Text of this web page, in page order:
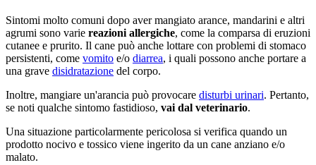
Sintomi molto comuni dopo aver mangiato arance, mandarini e altri
agrumi sono varie reazioni allergiche, come la comparsa di eruzioni
cutanee e prurito. Il cane può anche lottare con problemi di stomaco
persistenti, come vomito e/o diarrea, i quali possono anche portare a
una grave disidratazione del corpo.
Inoltre, mangiare un'arancia può provocare disturbi urinari. Pertanto,
se noti qualche sintomo fastidioso, vai dal veterinario.
Una situazione particolarmente pericolosa si verifica quando un
prodotto nocivo e tossico viene ingerito da un cane anziano e/o
malato.